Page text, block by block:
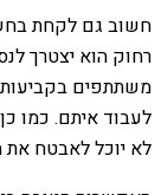
חשוב גם לקחת
רחוק הוא יצטרך
משתתפים בקביעות
לעבוד איתם. כמו
לא יוכל לאבטח את